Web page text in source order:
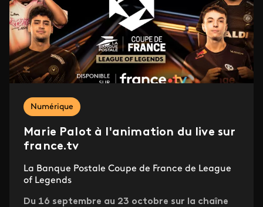
Numérique
Marie Palot à l'animation du live sur
france.tv
La Banque Postale Coupe de France de League
of Legends
Du 16 septembre au 23 octobre sur la chaîne